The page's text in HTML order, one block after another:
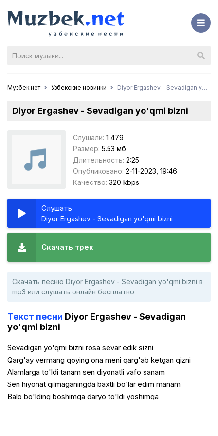
Музбек.нет Узбекские новинки Diyor Ergashev - Sevadigan yo'qmi bizni
Diyor Ergashev - Sevadigan yo'qmi bizni
Слушали: 1 479
Размер: 5.53 мб
Длительность: 2:25
Опубликовано: 2-11-2023, 19:46
Качество: 320 kbps
Слушать
Diyor Ergashev - Sevadigan yo'qmi bizni
Скачать трек
Скачать песню Diyor Ergashev - Sevadigan yo'qmi bizni в
mp3 или слушать онлайн бесплатно
Текст песни Diyor Ergashev - Sevadigan
yo'qmi bizni
Sevadigan yo'qmi bizni rosa sevar edik sizni
Qarg'ay vermang qoying ona meni qarg'ab ketgan qizni
Alamlarga to'ldi tanam sen diyonatli vafo sanam
Sen hiyonat qilmaganingda baxtli bo'lar edim manam
Balo bo'lding boshimga daryo to'ldi yoshimga